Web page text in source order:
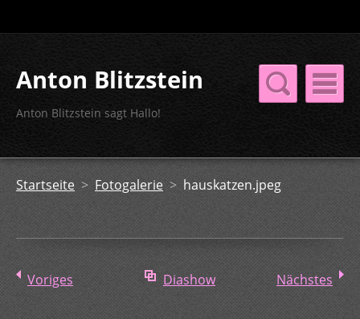
Anton Blitzstein
Anton Blitzstein sagt Hallo!
Startseite > Fotogalerie > hauskatzen.jpeg
Voriges Diashow Nächstes